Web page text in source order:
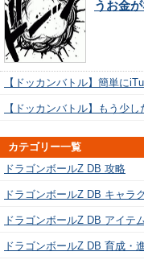
うお金
【ドッカンバトル】簡単に
【ドッカンバトル】もう少
カテゴリー一覧
ドラゴンボールZ DB 攻略
ドラゴンボールZ DB キャラ
ドラゴンボールZ DB アイテ
ドラゴンボールZ DB 育成・